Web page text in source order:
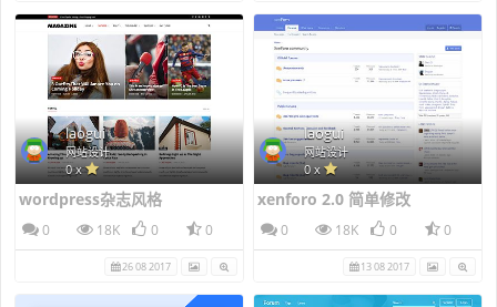
laogui
网站设计
0 x
wordpress杂志风格
0 18K 0 0
26 08 2017
laogui
网站设计
0 x
xenforo 2.0 简单修改
0 18K 0 0
13 08 2017